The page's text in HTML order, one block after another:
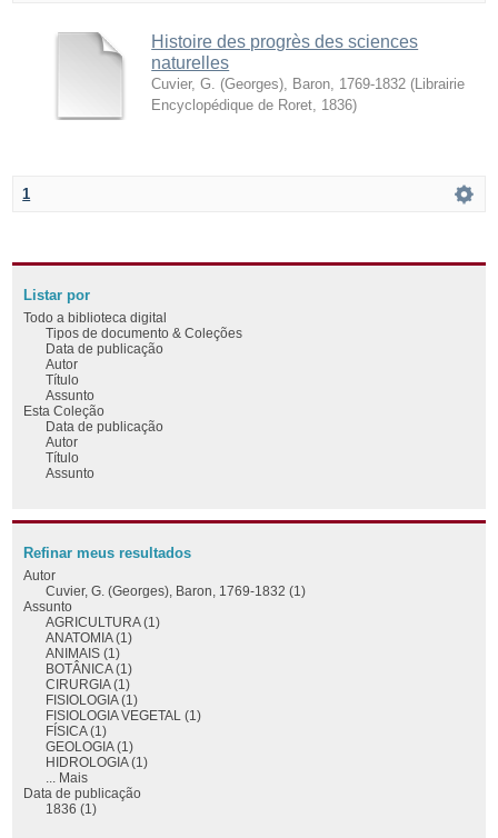
Histoire des progrès des sciences
naturelles
Cuvier, G. (Georges), Baron, 1769-1832 ( Librairie
Encyclopédique de Roret 1836)
1
Listar por
Todo a biblioteca digital
Tipos de documento & Coleções
Data de publicação
Autor
Título
Assunto
Esta Coleção
Data de publicação
Autor
Título
Assunto
Refinar meus resultados
Autor
Cuvier, G. (Georges), Baron, 1769-1832 (1)
Assunto
AGRICULTURA (1)
ANATOMIA (1)
ANIMAIS (1)
BOTÂNICA (1)
CIRURGIA (1)
FISIOLOGIA (1)
FISIOLOGIA VEGETAL (1)
FÍSICA (1)
GEOLOGIA (1)
HIDROLOGIA (1)
... Mais
Data de publicação
1836 (1)